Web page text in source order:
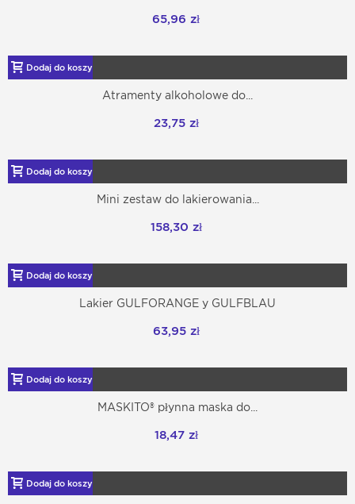
65,96 zł
Dodaj do koszyka
Atramenty alkoholowe do...
23,75 zł
Dodaj do koszyka
Mini zestaw do lakierowania...
158,30 zł
Dodaj do koszyka
Lakier GULFORANGE y GULFBLAU
63,95 zł
Dodaj do koszyka
MASKITO® płynna maska ​​do...
18,47 zł
Dodaj do koszyka